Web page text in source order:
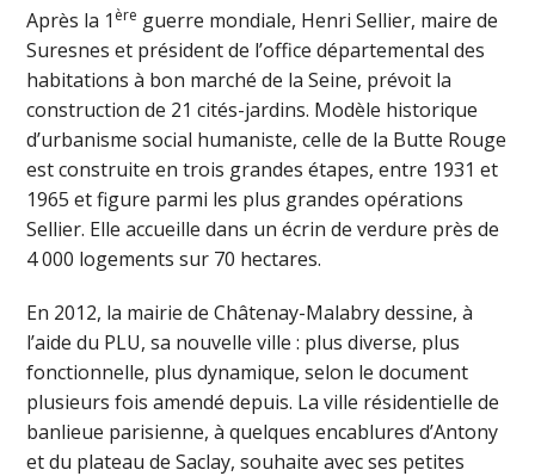
Après la 1 ère guerre mondiale, Henri Sellier, maire de
Suresnes et président de l’office départemental des
habitations à bon marché de la Seine, prévoit la
construction de 21 cités-jardins. Modèle historique
d’urbanisme social humaniste, celle de la Butte Rouge
est construite en trois grandes étapes, entre 1931 et
1965 et figure parmi les plus grandes opérations
Sellier. Elle accueille dans un écrin de verdure près de
4 000 logements sur 70 hectares.
En 2012, la mairie de Châtenay-Malabry dessine, à
l’aide du PLU, sa nouvelle ville : plus diverse, plus
fonctionnelle, plus dynamique, selon le document
plusieurs fois amendé depuis. La ville résidentielle de
banlieue parisienne, à quelques encablures d’Antony
et du plateau de Saclay, souhaite avec ses petites